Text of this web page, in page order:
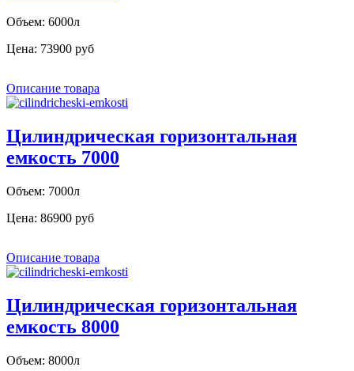
Объем: 6000л
Цена: 73900 руб
Описание товара
Цилиндрическая горизонтальная
емкость 7000
Объем: 7000л
Цена: 86900 руб
Описание товара
Цилиндрическая горизонтальная
емкость 8000
Объем: 8000л